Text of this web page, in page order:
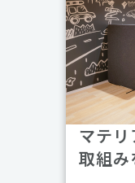
マテ
取組み